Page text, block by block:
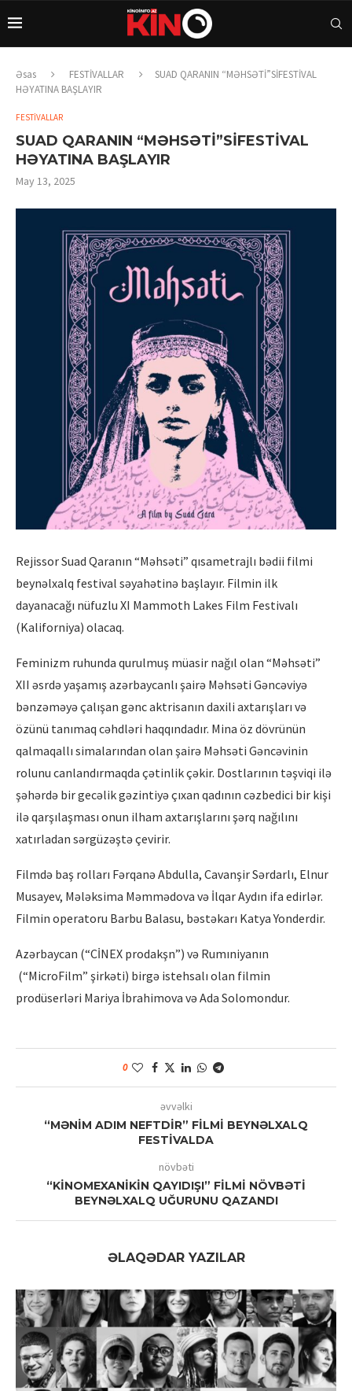
Əsas FESTİVALLAR
SUAD QARANIN “MƏHSƏTİ”SİFESTİVAL
HƏYATINA BAŞLAYIR
FESTİVALLAR
SUAD QARANIN “MƏHSƏTİ”SİFESTİVAL
HƏYATINA BAŞLAYIR
May 13, 2025
Rejissor Suad Qaranın “Məhsəti” qısametrajlı bədii filmi
beynəlxalq festival səyahətinə başlayır. Filmin ilk
dayanacağı nüfuzlu XI Mammoth Lakes Film Festivalı
(Kaliforniya) olacaq.
Feminizm ruhunda qurulmuş müasir nağıl olan “Məhsəti”
XII əsrdə yaşamış azərbaycanlı şairə Məhsəti Gəncəviyə
bənzəməyə çalışan gənc aktrisanın daxili axtarışları və
özünü tanımaq cəhdləri haqqındadır. Mina öz dövrünün
qalmaqallı simalarından olan şairə Məhsəti Gəncəvinin
rolunu canlandırmaqda çətinlik çəkir. Dostlarının təşviqi ilə
şəhərdə bir gecəlik gəzintiyə çıxan qadının cəzbedici bir kişi
ilə qarşılaşması onun ilham axtarışlarını şərq nağılını
xatırladan sərgüzəştə çevirir.
Filmdə baş rolları Fərqanə Abdulla, Cavanşir Sərdarlı, Elnur
Musayev, Mələksima Məmmədova və İlqar Aydın ifa edirlər.
Filmin operatoru Barbu Balasu, bəstəkarı Katya Yonderdir.
Azərbaycan (“CİNEX prodakşn”) və Rumıniyanın
(“MicroFilm” şirkəti) birgə istehsalı olan filmin
prodüserləri Mariya İbrahimova və Ada Solomondur.
0
əvvəlki
“MƏNİM ADIM NEFTDİR” FİLMİ BEYNƏLXALQ
FESTİVALDA
növbəti
“KİNOMEXANİKİN QAYIDIŞI” FİLMİ NÖVBƏTİ
BEYNƏLXALQ UĞURUNU QAZANDI
ƏLAQƏDAR YAZILAR